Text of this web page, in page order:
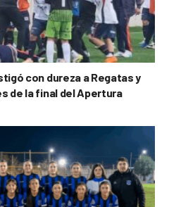
con dureza a Regatas y
de la final del Apertura